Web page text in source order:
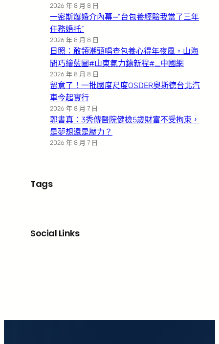
2026 年 8 月 8 日
一密斯爆婚介內幕—”台包養經驗我當了三年
任務婚托”
2026 年 8 月 8 日
日照：敢領潮頭唱查包養心得年夜風，山海
間巧繪藍圖#山東氣力鑄新程#_中國網
2026 年 8 月 8 日
留意了！一批國度尺度OSDER奧斯德台北汽
車今起實行
2026 年 8 月 7 日
郭書真：3秀傳醫院健檢5歲財富不受拘束，
是夢想還是壓力？
2026 年 8 月 7 日
Tags
Social Links